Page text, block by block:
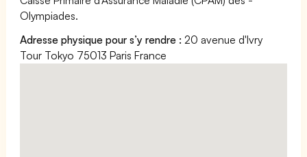
Olympiades.
Adresse physique pour s’y rendre : 20 avenue d'Ivry
Tour Tokyo 75013 Paris France